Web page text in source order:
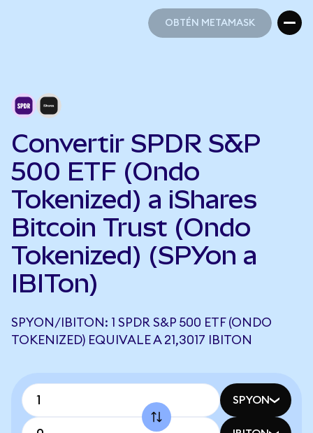
OBTÉN METAMASK
Convertir SPDR S&P
500 ETF (Ondo
Tokenized) a iShares
Bitcoin Trust (Ondo
Tokenized) (SPYon a
IBITon)
SPYON/IBITON: 1 SPDR S&P 500 ETF (ONDO
TOKENIZED) EQUIVALE A 21,3017 IBITON
SPYON